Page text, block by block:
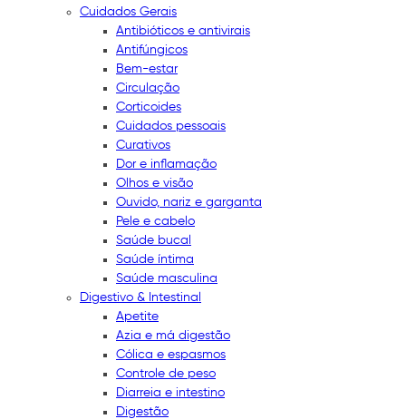
Cuidados Gerais
Antibióticos e antivirais
Antifúngicos
Bem-estar
Circulação
Corticoides
Cuidados pessoais
Curativos
Dor e inflamação
Olhos e visão
Ouvido, nariz e garganta
Pele e cabelo
Saúde bucal
Saúde íntima
Saúde masculina
Digestivo & Intestinal
Apetite
Azia e má digestão
Cólica e espasmos
Controle de peso
Diarreia e intestino
Digestão